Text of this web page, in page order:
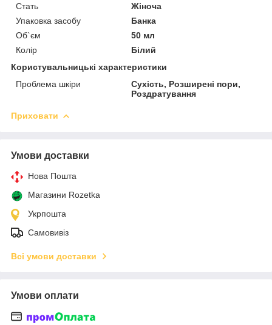
Стать
Жіноча
Упаковка засобу
Банка
Об`єм
50 мл
Колір
Білий
Користувальницькі характеристики
Проблема шкіри
Сухість, Розширені пори,
Роздратування
Приховати
Умови доставки
Нова Пошта
Магазини Rozetka
Укрпошта
Самовивіз
Всі умови доставки
Умови оплати